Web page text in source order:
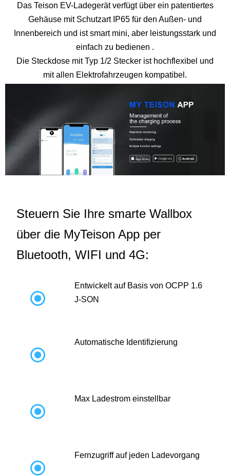
Das Teison EV-Ladegerät verfügt über ein patentiertes
Gehäuse mit Schutzart IP65 für den Außen- und
Innenbereich und ist smart mini, aber leistungsstark und
einfach zu bedienen .
Die Steckdose mit Typ 1/2 Stecker ist hochflexibel und
mit allen Elektrofahrzeugen kompatibel.
Steuern Sie Ihre smarte Wallbox
über die MyTeison App per
Bluetooth, WIFI und 4G:

Entwickelt auf Basis von OCPP 1.6
J-SON

Automatische Identifizierung

Max Ladestrom einstellbar

Fernzugriff auf jeden Ladevorgang